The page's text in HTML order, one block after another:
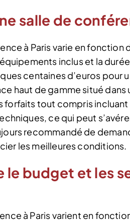
salle de
à Paris varie en fonction
inclus et la
centaines d’euros pour
haut de gamme situé
tout compris incluant
ce qui peut
recommandé de
les meilleures conditions.
le budget et les
à Paris varient en